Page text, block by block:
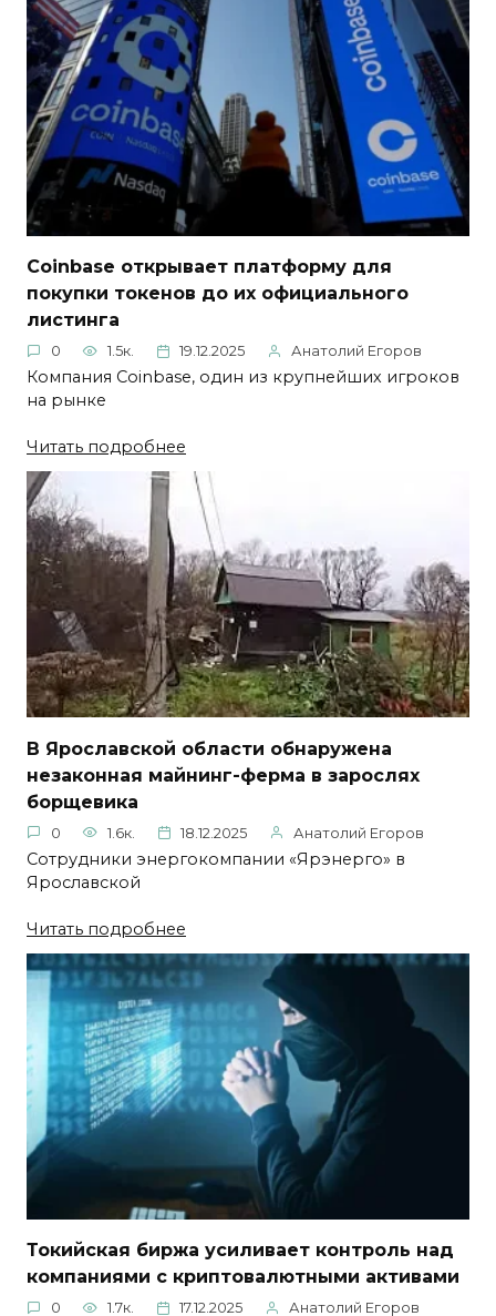
Coinbase открывает платформу для
покупки токенов до их официального
листинга
0 1.5к. 19.12.2025 Анатолий Егоров
Компания Coinbase, один из крупнейших игроков
на рынке
Читать подробнее
В Ярославской области обнаружена
незаконная майнинг-ферма в зарослях
борщевика
0 1.6к. 18.12.2025 Анатолий Егоров
Сотрудники энергокомпании «Ярэнерго» в
Ярославской
Читать подробнее
Токийская биржа усиливает контроль над
компаниями с криптовалютными активами
0 1.7к. 17.12.2025 Анатолий Егоров